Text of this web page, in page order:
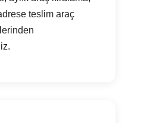
teslim araç